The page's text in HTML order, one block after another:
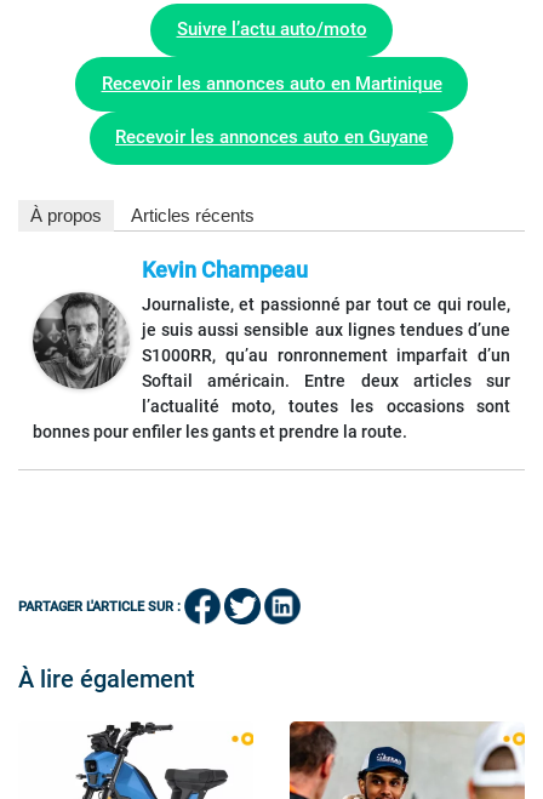
Suivre l’actu auto/moto
Recevoir les annonces auto en Martinique
Recevoir les annonces auto en Guyane
À propos Articles récents
Kevin Champeau
Journaliste, et passionné par tout ce qui roule,
je suis aussi sensible aux lignes tendues d’une
S1000RR, qu’au ronronnement imparfait d’un
Softail américain. Entre deux articles sur
l’actualité moto, toutes les occasions sont
bonnes pour enfiler les gants et prendre la route.
PARTAGER L'ARTICLE SUR :
À lire également